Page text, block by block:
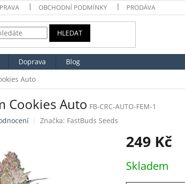
OBCHODNÍ PODMÍNKY PRODÁVANÉ ZNAČKY
HLEDAT
Doprava
Blog
Auto
Cookies Auto FB-CRC-AUTO-FEM-1
Značka: FastBuds Seeds
249 Kč
cena:
Skladem